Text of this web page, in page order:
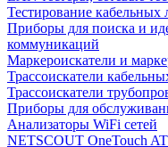
Тестирование кабельных
Приборы для поиска и
коммуникаций
Маркероискатели и
Трассоискатели
Трассоискатели
Приборы для
Анализаторы WiFi сетей
NETSCOUT OneTouch